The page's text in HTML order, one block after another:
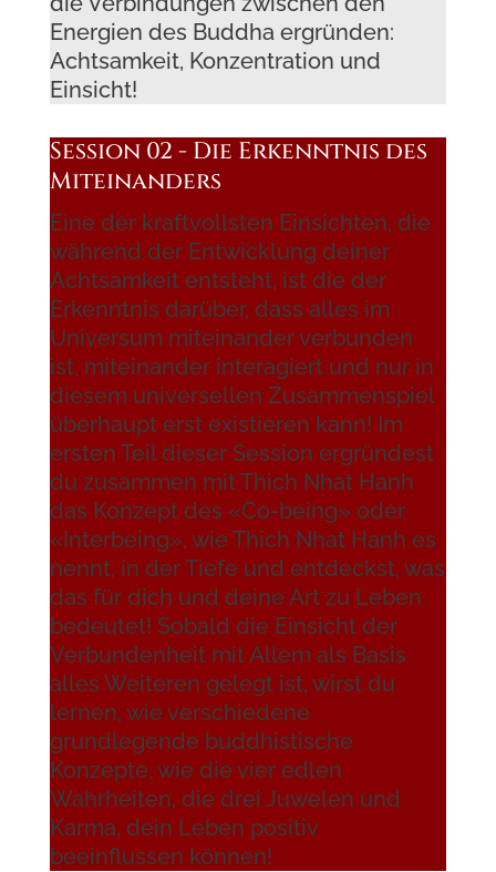
Energien des Buddha ergründen:
Achtsamkeit, Konzentration und
Einsicht!
Session 02 - Die Erkenntnis des
Miteinanders
Eine der kraftvollsten Einsichten, die
während der Entwicklung deiner
Achtsamkeit entsteht, ist die der
Erkenntnis darüber, dass alles im
Universum miteinander verbunden
ist, miteinander interagiert und nur in
diesem universellen Zusammenspiel
überhaupt erst existieren kann! Im
ersten Teil dieser Session ergründest
du zusammen mit Thich Nhat Hanh
das Konzept des «Co-being» oder
«Interbeing», wie Thich Nhat Hanh es
nennt, in der Tiefe und entdeckst, was
das für dich und deine Art zu Leben
bedeutet! Sobald die Einsicht der
Verbundenheit mit Allem als Basis
alles Weiteren gelegt ist, wirst du
lernen, wie verschiedene
grundlegende buddhistische
Konzepte, wie die vier edlen
Wahrheiten, die drei Juwelen und
Karma, dein Leben positiv
beeinflussen können!